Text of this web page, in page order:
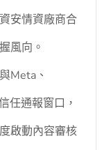
安情資廠商合
風向。
Meta、
任通報窗口，
啟動內容審核